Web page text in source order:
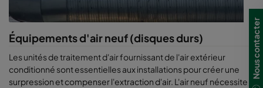
Équipements d'air neuf (disques durs)
Les unités de traitement d'air fournissant de l'air extérieur
conditionné sont essentielles aux installations pour créer une
surpression et compenser l'extraction d'air. L'air neuf nécessite
Nous contacter